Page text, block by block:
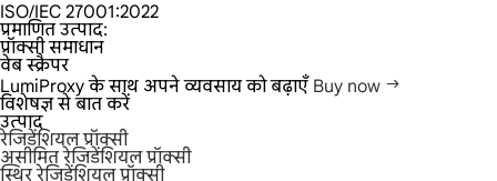
ISO/IEC 27001:2022
प्रमाणित उत्पाद:
प्रॉक्सी समाधान
वेब स्क्रैपर
LumiProxy के साथ अपने व्यवसाय को बढ़ाएँ Buy now
विशेषज्ञ से बात करें
उत्पाद
रेजिडेंशियल प्रॉक्सी
असीमित रेजिडेंशियल प्रॉक्सी
स्थिर रेजिडेंशियल प्रॉक्सी